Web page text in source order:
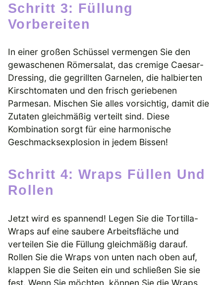
Schritt 3: Füllung
Vorbereiten
In einer großen Schüssel vermengen Sie den
gewaschenen Römersalat, das cremige Caesar-
Dressing, die gegrillten Garnelen, die halbierten
Kirschtomaten und den frisch geriebenen
Parmesan. Mischen Sie alles vorsichtig, damit die
Zutaten gleichmäßig verteilt sind. Diese
Kombination sorgt für eine harmonische
Geschmacksexplosion in jedem Bissen!
Schritt 4: Wraps Füllen Und
Rollen
Jetzt wird es spannend! Legen Sie die Tortilla-
Wraps auf eine saubere Arbeitsfläche und
verteilen Sie die Füllung gleichmäßig darauf.
Rollen Sie die Wraps von unten nach oben auf,
klappen Sie die Seiten ein und schließen Sie sie
fest. Wenn Sie möchten, können Sie die Wraps